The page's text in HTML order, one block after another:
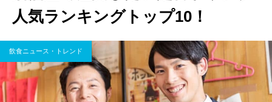
人気ランキングトップ10！
飲食ニュース・トレンド